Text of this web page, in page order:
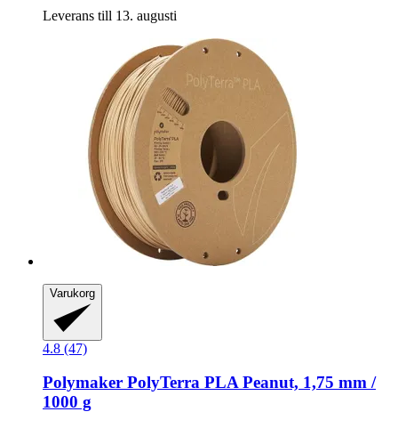
Leverans till 13. augusti
Varukorg
4.8 (47)
Polymaker PolyTerra PLA Peanut, 1,75 mm /
1000 g